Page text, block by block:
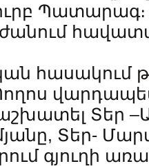
հասակում
Տեր
Տեր-
գյուղի